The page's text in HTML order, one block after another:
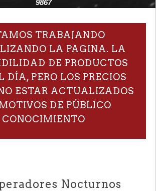
9867
TRABAJANDO
LA PAGINA. LA
DE PRODUCTOS
DÍA, PERO LOS PRECIOS
ESTAR ACTUALIZADOS
DE PÚBLICO
CONOCIMIENTO
Nocturnos